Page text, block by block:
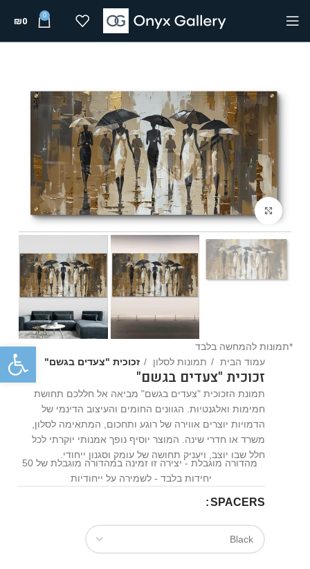
0
₪0
Click to enlarge
*תמונות להמחשה בלבד
עמוד הבית
תמונות לסלון זכוכית "צעדים בגשם"
זכוכית "צעדים בגשם"
תמונת הזכוכית "צעדים בגשם" מביאה אל חללכם תחושת
חמימות ואלגנטיות. הגוונים החומים והעיצוב הדינמי של
הדמויות יוצרים אווירה של רוגע ותחכום, המתאימה לסלון,
משרד או חדרי שינה. המוצר יוסיף נופך אמנותי יוקרתי לכל
חלל שבו יוצב, ויעניק תחושה של עומק וסגנון ייחודי.
מהדורה מוגבלת - יצירה זו זמינה במהדורה מוגבלת של 50
יחידות בלבד - לשמירה על ייחודיות
SPACERS